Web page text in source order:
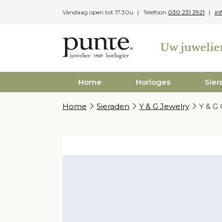
Vandaag open tot 17.30u Telefoon 030 231 2921
Home Horloges
Home Sieraden Y & G Jewelry Y &